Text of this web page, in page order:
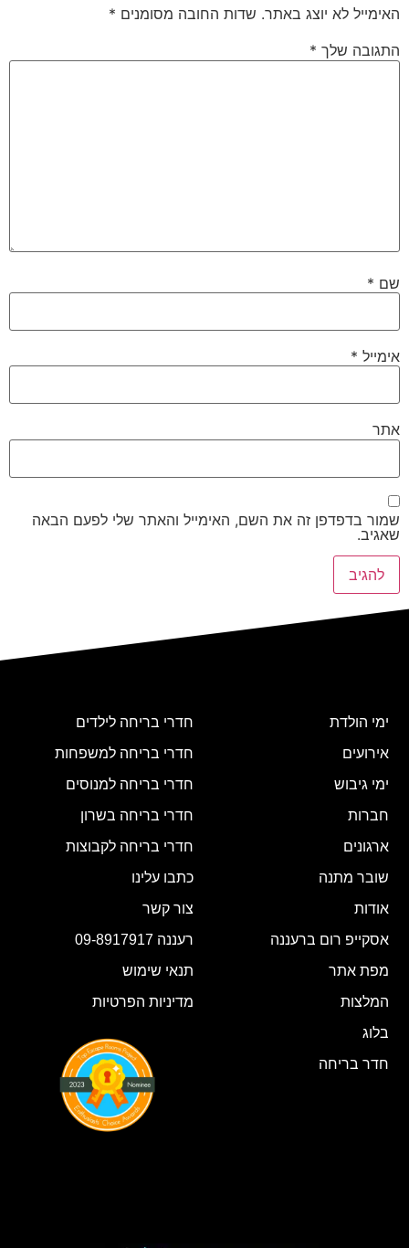
האימייל לא יוצג באתר. שדות החובה מסומנים *
התגובה שלך *
שם *
אימייל *
אתר
שמור בדפדפן זה את השם, האימייל והאתר שלי לפעם הבאה
שאגיב.
ימי הולדת
אירועים
ימי גיבוש
חברות
ארגונים
שובר מתנה
חדרי בריחה לילדים
חדרי בריחה למשפחות
חדרי בריחה למנוסים
חדרי בריחה בשרון
חדרי בריחה לקבוצות
כתבו עלינו
אודות
אסקייפ רום ברעננה
מפת אתר
המלצות
בלוג
חדר בריחה
צור קשר
רעננה 09-8917917
תנאי שימוש
מדיניות הפרטיות